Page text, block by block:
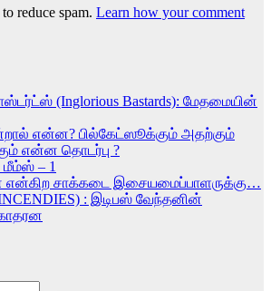
reduce spam. Learn how your comment
(Inglorious Bastards): மேதமையின்
என்ன? பில்கேட்ஸூக்கும் அதற்கும்
என்ன தொடர்பு ?
– 1
சாக்கடை இசையமைப்பாளருக்கு…
: இடிபஸ் வேந்தனின்